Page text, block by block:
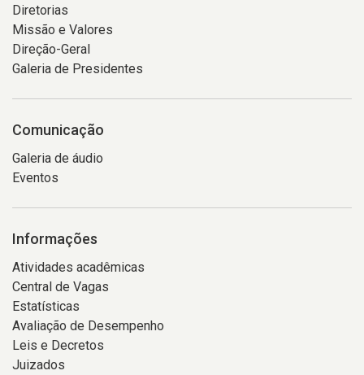
Diretorias
Missão e Valores
Direção-Geral
Galeria de Presidentes
Comunicação
Galeria de áudio
Eventos
Informações
Atividades acadêmicas
Central de Vagas
Estatísticas
Avaliação de Desempenho
Leis e Decretos
Juizados